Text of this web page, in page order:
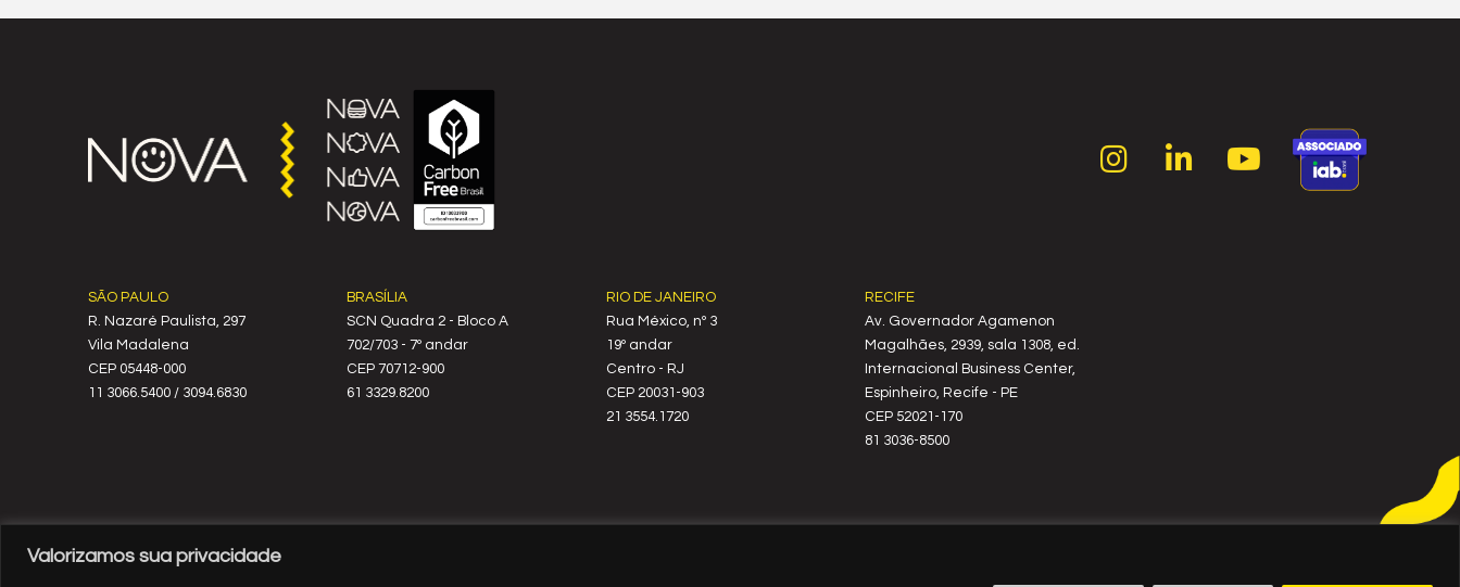
Valorizamos sua privacidade
SÃO PAULO
R. Nazaré Paulista, 297
Vila Madalena
C‍EP 05448-000
11 3066.5400 / 3094.6830
BRASÍLIA
SCN Quadra 2 - Bloco A
702/703 - 7º andar
CEP 70712-900
61 3329.8200
RIO DE JANEIRO
Rua México, nº 3
19º andar
Centro - RJ
CEP 20031-903
21 3554.1720
RECIFE
Av. Governador Agamenon
Magalhães, 2939, sala 1308, ed.
Internacional Business Center,
Espinheiro, Recife - PE
CEP 52021-170
81 3036-8500